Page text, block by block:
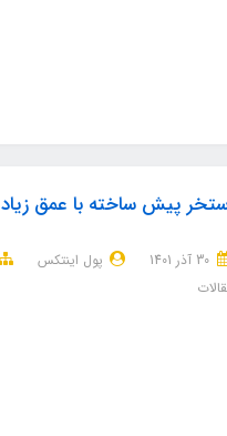
پیش ساخته با عمق زیاد
پول اینتکس